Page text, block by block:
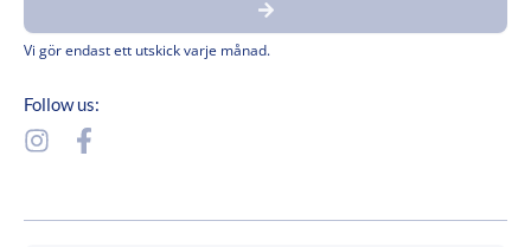
Vi gör endast ett utskick varje månad.
Follow us:
I
t
F
a
e